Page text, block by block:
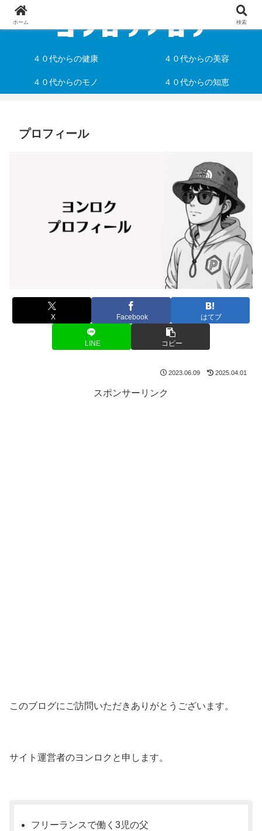
４０代からの健康 ４０代からの美容
４０代からのモノ ４０代からの知恵
プロフィール
X Facebook はてブ
LINE コピー
2023.06.09 2025.04.01
スポンサーリンク
このブログにご訪問いただきありがとうございます。
サイト運営者のヨンロクと申します。
フリーランスで働く3児の父
ホーム 検索